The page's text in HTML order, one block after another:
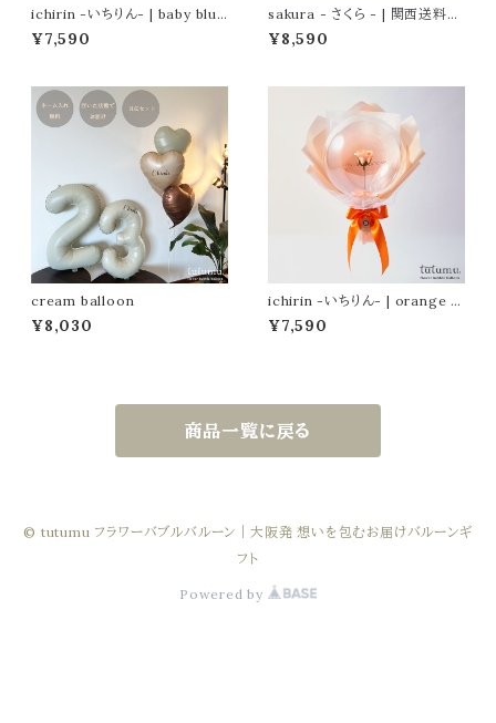
ichirin -いちりん- | baby blue
| 関西送料無料 |
¥7,590
sakura - さくら - | 関西送料無
料 |
¥8,590
cream balloon
¥8,030
ichirin -いちりん- | orange |
関西送料無料 |
¥7,590
商品一覧に戻る
© tutumu フラワーバブルバルーン｜大阪発 想いを包むお届けバルーンギ
フト
Powered by